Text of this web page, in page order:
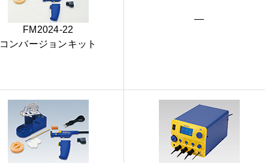
FM2024-22
コンバージョンキット
—